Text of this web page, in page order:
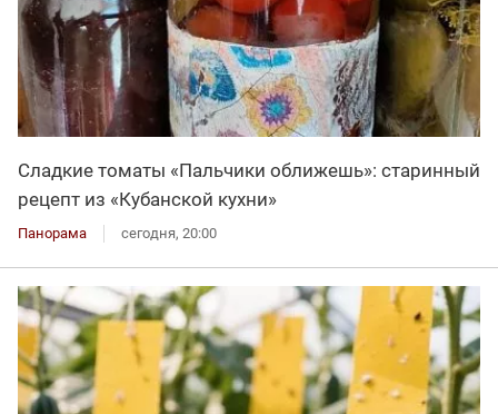
Сладкие томаты «Пальчики оближешь»: старинный
рецепт из «Кубанской кухни»
Панорама сегодня, 20:00